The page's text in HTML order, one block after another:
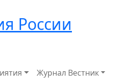
России
Журнал Вестник